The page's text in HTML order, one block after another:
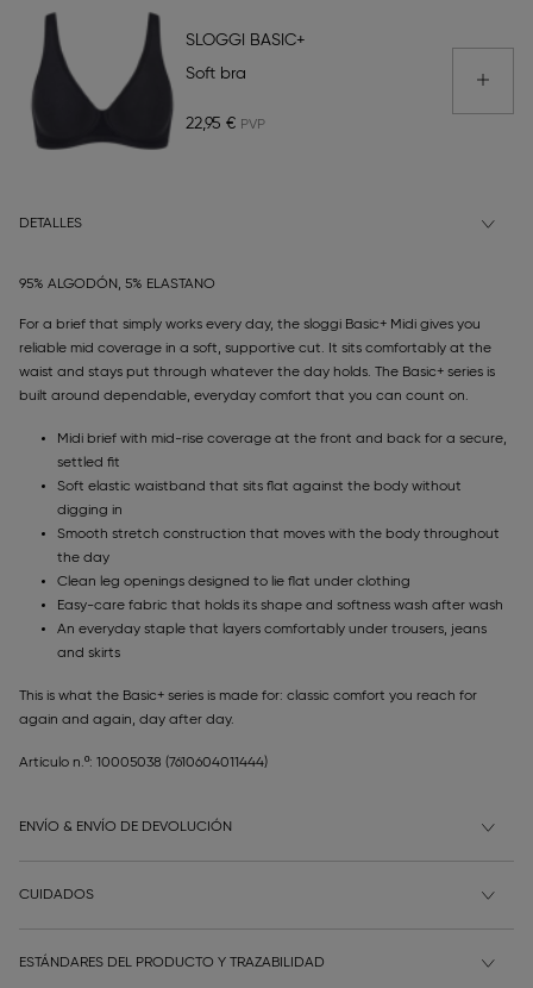
SLOGGI BASIC+
Soft bra
22,95 €
DETALLES
95% ALGODÓN, 5% ELASTANO
For a brief that simply works every day, the sloggi Basic+ Midi gives you
reliable mid coverage in a soft, supportive cut. It sits comfortably at the
waist and stays put through whatever the day holds. The Basic+ series is
built around dependable, everyday comfort that you can count on.
Midi brief with mid-rise coverage at the front and back for a secure,
settled fit
Soft elastic waistband that sits flat against the body without
digging in
Smooth stretch construction that moves with the body throughout
the day
Clean leg openings designed to lie flat under clothing
Easy-care fabric that holds its shape and softness wash after wash
An everyday staple that layers comfortably under trousers, jeans
and skirts
This is what the Basic+ series is made for: classic comfort you reach for
again and again, day after day.
Artículo n.º: 10005038 (7610604011444)
ENVÍO & ENVÍO DE DEVOLUCIÓN
CUIDADOS
ESTÁNDARES DEL PRODUCTO Y TRAZABILIDAD